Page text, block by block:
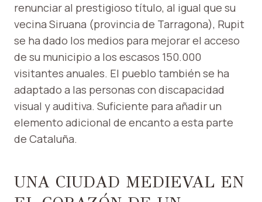
renunciar al prestigioso título, al igual que su
vecina Siruana (provincia de Tarragona), Rupit
se ha dado los medios para mejorar el acceso
de su municipio a los escasos 150.000
visitantes anuales. El pueblo también se ha
adaptado a las personas con discapacidad
visual y auditiva. Suficiente para añadir un
elemento adicional de encanto a esta parte
de Cataluña.
UNA CIUDAD MEDIEVAL EN